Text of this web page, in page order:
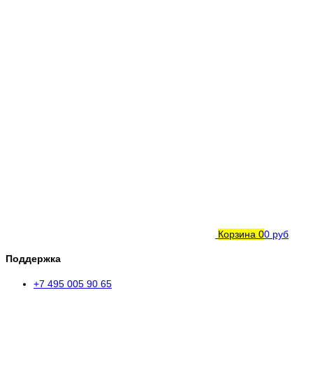
Корзина 00 руб
Поддержка
+7 495 005 90 65